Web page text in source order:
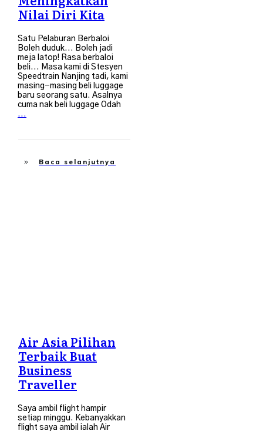
Nilai Diri Kita
Satu Pelaburan Berbaloi
Boleh duduk... Boleh jadi
meja latop! Rasa berbaloi
beli... Masa kami di Stesyen
Speedtrain Nanjing tadi, kami
masing-masing beli luggage
baru seorang satu. Asalnya
cuma nak beli luggage Odah
...
Baca selanjutnya
Air Asia Pilihan
Terbaik Buat
Business
Traveller
Saya ambil flight hampir
setiap minggu. Kebanyakkan
flight saya ambil ialah Air